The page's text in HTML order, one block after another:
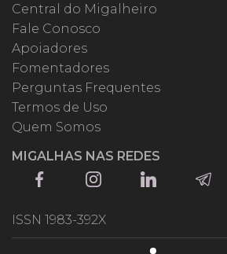
Central do Migalheiro
Fale Conosco
Apoiadores
Fomentadores
Perguntas Frequentes
Termos de Uso
Quem Somos
MIGALHAS NAS REDES
ISSN 1983-392X